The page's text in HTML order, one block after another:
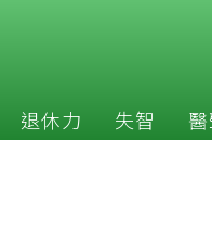
退休力 失智